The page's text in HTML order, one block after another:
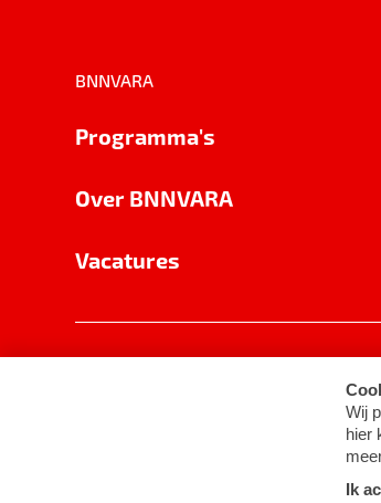
BNNVARA
Programma's
Over BNNVARA
Vacatures
Cookie-instellingen